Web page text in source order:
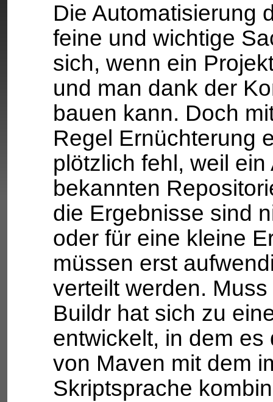
Die Automatisierung
feine und wichtige
sich, wenn ein
und man dank der
bauen kann. Doch
Regel Ernüchterung
plötzlich fehl, weil
bekannten
die Ergebnisse sind
oder für eine kleine
müssen erst
verteilt werden.
Buildr hat sich zu
entwickelt, in dem
von Maven mit dem
Skriptsprache